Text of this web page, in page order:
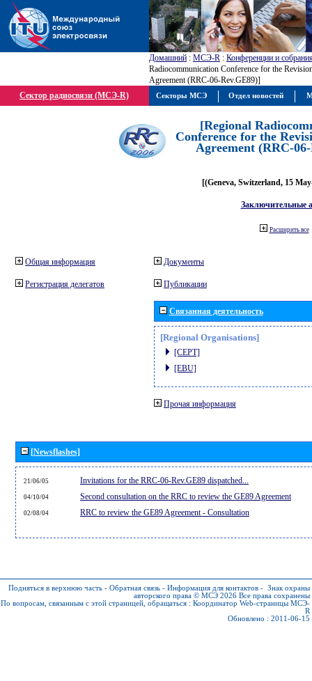
Домашний : МСЭ-R : Конференции и
Radiocommunication Conference for the
Agreement (RRC-06-Rev.GE89)]
Сектор радиосвязи (МСЭ-R)
[Regional
Conference for the
Agreement (RRC-
[(Geneva, Switzerland, 15
Заключительные
Расширить все
Общая информация
Регистрация делегатов
Документы
Публикации
Связанная деятельность
[Regional Organisations]
[CEPT]
[EBU]
Прочая информация
[Newsflashes]
21/06/05 Invitations for the RRC-06-Rev.GE89 dispatched...
04/10/04 Second consultation on the RRC to review the GE89 Agreement
02/08/04 RRC to review the GE89 Agreement - Consultation
Подняться в верхнюю часть - Обратная связь - Информация для контактов - Знак охраны
авторского права © МСЭ 2026 Все права сохранены
По вопросам, связанным с этой страницей, обращаться : Координатор Web-страницы МСЭ-
R
Обновлено : 2011-06-15
Секторы МСЭ Отдел новостей